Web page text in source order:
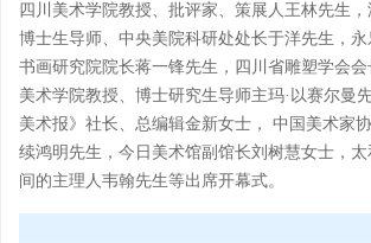
四川美术学院教授、批评家、策展人王林先生
博士生导师、中央美院科研处处长于洋先生，
书画研究院院长蒋一锋先生，四川省雕塑学会
美术学院教授、博士研究生导师主玛·以赛尔曼
美术报》社长、总编辑金新女士， 中国美术家
续鸿明先生，今日美术馆副馆长刘树慧女士，
间的主理人韦翰先生等出席开幕式。